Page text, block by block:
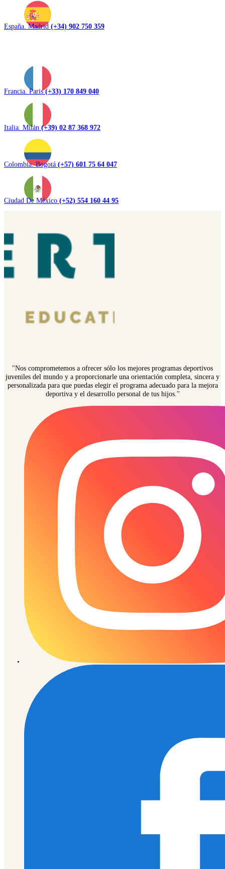
España. Madrid (+34) 902 750 359
Francia. Paris(+33) 170 849 040
Italia. Milán (+39) 02 87 368 972
Colombia. Bogotá (+57) 601 75 64 047
Ciudad De México (+52) 554 160 44 95
"Nos comprometemos a ofrecer sólo los mejores programas deportivos
juveniles del mundo y a proporcionarle una orientación completa, sincera y
personalizada para que puedas elegir el programa adecuado para la mejora
deportiva y el desarrollo personal de tus hijos."